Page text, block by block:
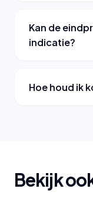
Kan de
indicatie?
Hoe houd ik
Bekijk